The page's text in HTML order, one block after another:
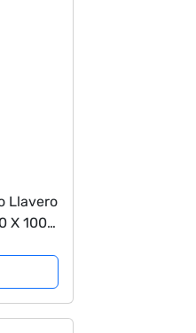
Llavero
X 100